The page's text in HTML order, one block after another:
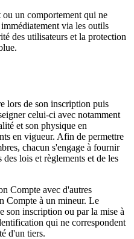
ou un comportement qui ne
via les outils
des utilisateurs et la protection
lors de son inscription puis
celui-ci avec notamment
et son physique en
en vigueur. Afin de permettre
chacun s'engage à fournir
des lois et règlements et de les
Compte avec d'autres
Compte à un mineur. Le
son inscription ou par la mise à
qui ne correspondent
d'un tiers.